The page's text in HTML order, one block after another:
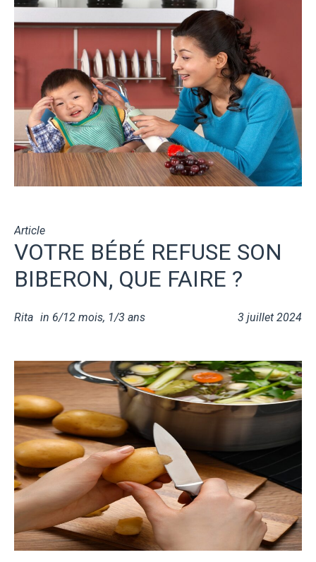
Article
VOTRE BÉBÉ REFUSE SON
BIBERON, QUE FAIRE ?
3 juillet 2024
Rita in 6/12 mois, 1/3 ans